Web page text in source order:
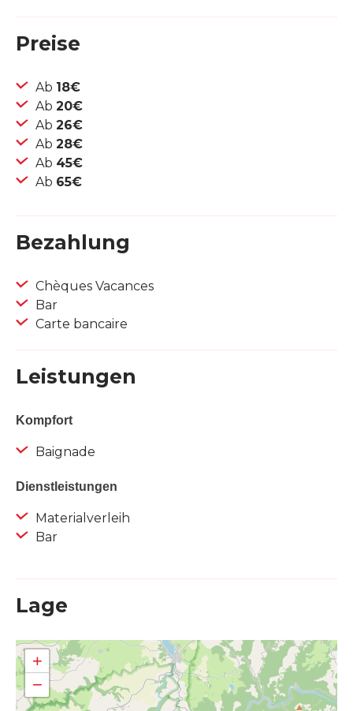
Preise
Ab 18€
Ab 20€
Ab 26€
Ab 28€
Ab 45€
Ab 65€
Bezahlung
Chèques Vacances
Bar
Carte bancaire
Leistungen
Kompfort
Baignade
Dienstleistungen
Materialverleih
Bar
Lage
+
−